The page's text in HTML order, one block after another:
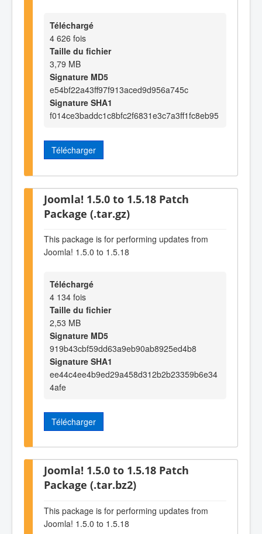
Téléchargé
4 626 fois
Taille du fichier
3,79 MB
Signature MD5
e54bf22a43ff97f913aced9d956a745c
Signature SHA1
f014ce3baddc1c8bfc2f6831e3c7a3ff1fc8eb95
Télécharger
Joomla! 1.5.0 to 1.5.18 Patch
Package (.tar.gz)
This package is for performing updates from
Joomla! 1.5.0 to 1.5.18
Téléchargé
4 134 fois
Taille du fichier
2,53 MB
Signature MD5
919b43cbf59dd63a9eb90ab8925ed4b8
Signature SHA1
ee44c4ee4b9ed29a458d312b2b23359b6e34
4afe
Télécharger
Joomla! 1.5.0 to 1.5.18 Patch
Package (.tar.bz2)
This package is for performing updates from
Joomla! 1.5.0 to 1.5.18